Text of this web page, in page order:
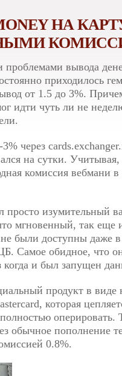
НА
проблемами вывода
приходилось
от 1.5 до 3%.
идти чуть ли не
через
на сутки.
комиссия вебмани в
просто изумительный
мгновенный, так
были доступны даже
Самое обидное, что
когда и был запущен
продукт в виде
которая
оперировать.
обычное пополнение
0.8%.